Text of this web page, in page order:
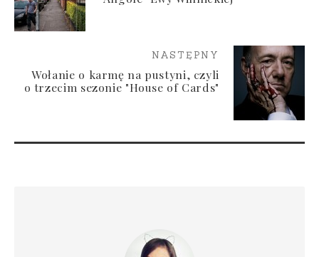
NASTĘPNY
Wołanie o karmę na pustyni, czyli
o trzecim sezonie "House of Cards"